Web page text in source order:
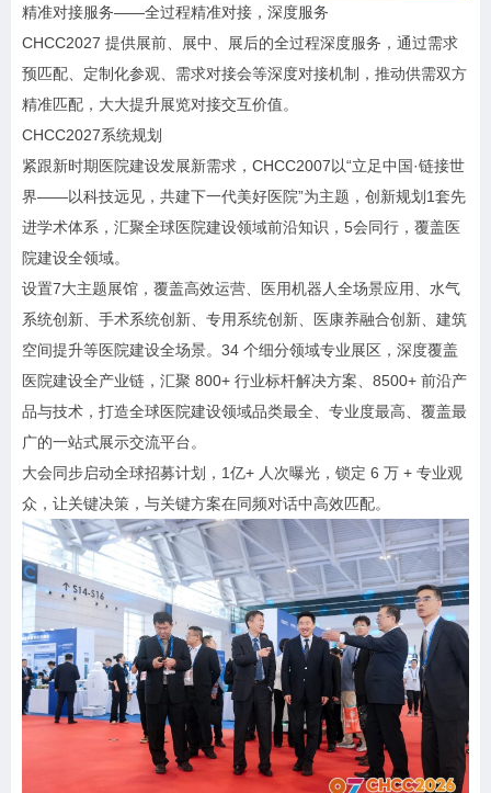
精准对接服务——全过程精准对接，深度服务
CHCC2027 提供展前、展中、展后的全过程深度服务，通过需求
预匹配、定制化参观、需求对接会等深度对接机制，推动供需双方
精准匹配，大大提升展览对接交互价值。
CHCC2027系统规划
紧跟新时期医院建设发展新需求，CHCC2007以“立足中国·链接世
界——以科技远见，共建下一代美好医院”为主题，创新规划1套先
进学术体系，汇聚全球医院建设领域前沿知识，5会同行，覆盖医
院建设全领域。
设置7大主题展馆，覆盖高效运营、医用机器人全场景应用、水气
系统创新、手术系统创新、专用系统创新、医康养融合创新、建筑
空间提升等医院建设全场景。34 个细分领域专业展区，深度覆盖
医院建设全产业链，汇聚 800+ 行业标杆解决方案、8500+ 前沿产
品与技术，打造全球医院建设领域品类最全、专业度最高、覆盖最
广的一站式展示交流平台。
大会同步启动全球招募计划，1亿+ 人次曝光，锁定 6 万 + 专业观
众，让关键决策，与关键方案在同频对话中高效匹配。